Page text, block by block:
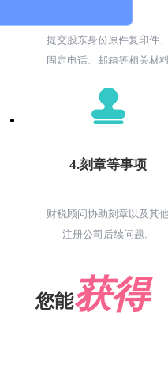
提交股东身份原件复印件
固定电话、邮箱等相关材
4.刻章等事项
财税顾问协助刻章以及其
注册公司后续问题。
您能获得